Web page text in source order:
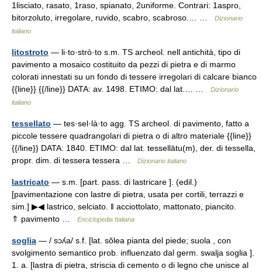
1lisciato, rasato, 1raso, spianato, 2uniforme. Contrari: 1aspro,
bitorzoluto, irregolare, ruvido, scabro, scabroso.… …
Dizionario
italiano
litostroto — li·to·strò·to s.m. TS archeol. nell antichità, tipo di
pavimento a mosaico costituito da pezzi di pietra e di marmo
colorati innestati su un fondo di tessere irregolari di calcare bianco
{{line}} {{/line}} DATA: av. 1498. ETIMO: dal lat.… …
Dizionario
italiano
tessellato — tes·sel·là·to agg. TS archeol. di pavimento, fatto a
piccole tessere quadrangolari di pietra o di altro materiale {{line}}
{{/line}} DATA: 1840. ETIMO: dal lat. tessellātu(m), der. di tessella,
propr. dim. di tessera tessera …
Dizionario italiano
lastricato — s.m. [part. pass. di lastricare ]. (edil.)
[pavimentazione con lastre di pietra, usata per cortili, terrazzi e
sim.] ▶◀ lastrico, selciato. ‖ acciottolato, mattonato, piancito.
⇑ pavimento …
Enciclopedia Italiana
soglia — / sɔʎa/ s.f. [lat. sŏlea pianta del piede; suola , con
svolgimento semantico prob. influenzato dal germ. swalja soglia ].
1. a. [lastra di pietra, striscia di cemento o di legno che unisce al